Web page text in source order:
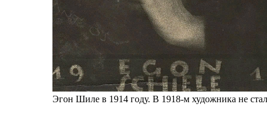
Эгон Шиле в 1914 году. В 1918-м художника не